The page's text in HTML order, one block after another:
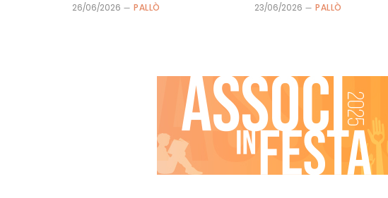
26/06/2026 PALLÒ 23/06/2026 PALLÒ